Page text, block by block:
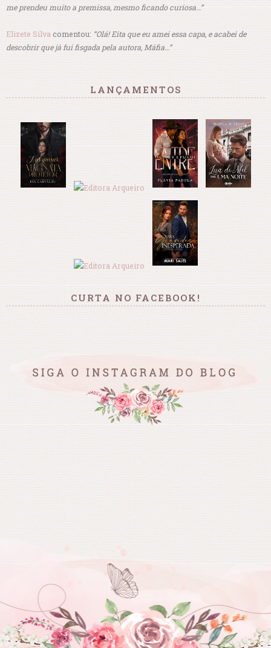
me prendeu muito a premissa, mesmo ficando curiosa…”
Elizete Silvacomentou: “Olá! Eita que eu amei essa capa, e acabei de
descobrir que já fui fisgada pela autora, Máfia…”
LANÇAMENTOS
CURTA NO FACEBOOK!